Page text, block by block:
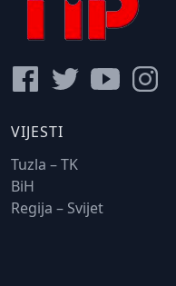
VIJESTI
Tuzla – TK
BiH
Regija – Svijet